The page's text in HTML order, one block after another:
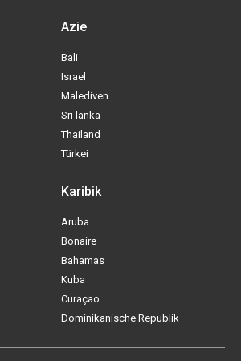
Azie
Bali
Israel
Malediven
Sri lanka
Thailand
Türkei
Karibik
Aruba
Bonaire
Bahamas
Kuba
Curaçao
Dominikanische Republik